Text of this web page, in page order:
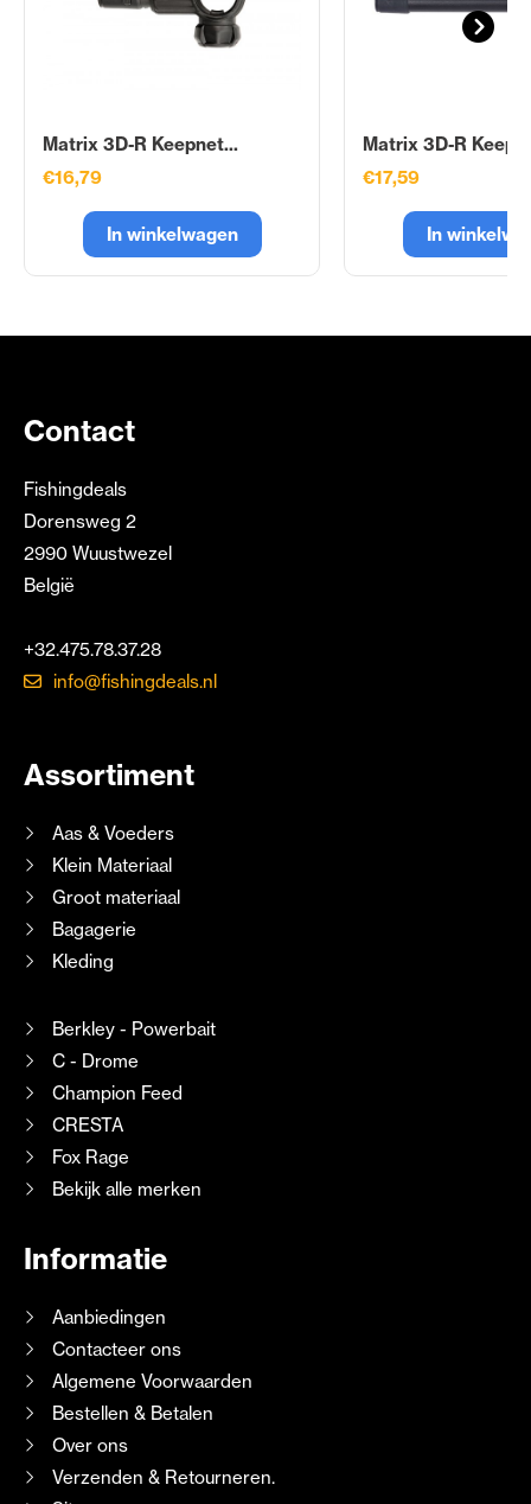
Matrix 3D-R Keepnet...
€16,79
In winkelwagen
Matrix 3D-R
€17,59
In
Contact
Fishingdeals
Dorensweg 2
2990 Wuustwezel
België
+32.475.78.37.28
info@fishingdeals.nl
Assortiment
Aas & Voeders
Klein Materiaal
Groot materiaal
Bagagerie
Kleding
Berkley - Powerbait
C - Drome
Champion Feed
CRESTA
Fox Rage
Bekijk alle merken
Informatie
Aanbiedingen
Contacteer ons
Algemene Voorwaarden
Bestellen & Betalen
Over ons
Verzenden & Retourneren.